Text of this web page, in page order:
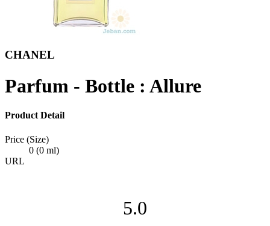
CHANEL
Parfum - Bottle : Allure
Product Detail
Price (Size)
0 (0 ml)
URL
5.0